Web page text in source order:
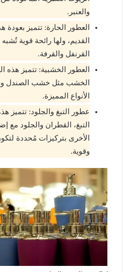
والعنبر.
العطور الحارة: تتميز بعودة
القديم، ولها رائحة قوية
القرنفل والقرفة.
العطور الخشبية: تتميز هذه
الخشب مثل خشب الصندل
الأنواع المميزة.
عطور التبغ والجلود: تتميز
التبغ، القطران والجلود مع
الأخرى بتركيزات مُحددة
وقوية.